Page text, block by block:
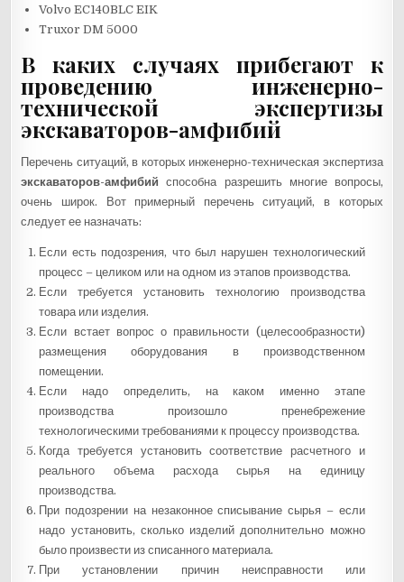
Volvo EC140BLC EIK
Truxor DM 5000
В каких случаях прибегают к
проведению инженерно-
технической экспертизы
экскаваторов-амфибий
Перечень ситуаций, в которых инженерно-техническая экспертиза
экскаваторов-амфибий способна разрешить многие вопросы,
очень широк. Вот примерный перечень ситуаций, в которых
следует ее назначать:
Если есть подозрения, что был нарушен технологический
процесс – целиком или на одном из этапов производства.
Если требуется установить технологию производства
товара или изделия.
Если встает вопрос о правильности (целесообразности)
размещения оборудования в производственном
помещении.
Если надо определить, на каком именно этапе
производства произошло пренебрежение
технологическими требованиями к процессу производства.
Когда требуется установить соответствие расчетного и
реального объема расхода сырья на единицу
производства.
При подозрении на незаконное списывание сырья – если
надо установить, сколько изделий дополнительно можно
было произвести из списанного материала.
При установлении причин неисправности или